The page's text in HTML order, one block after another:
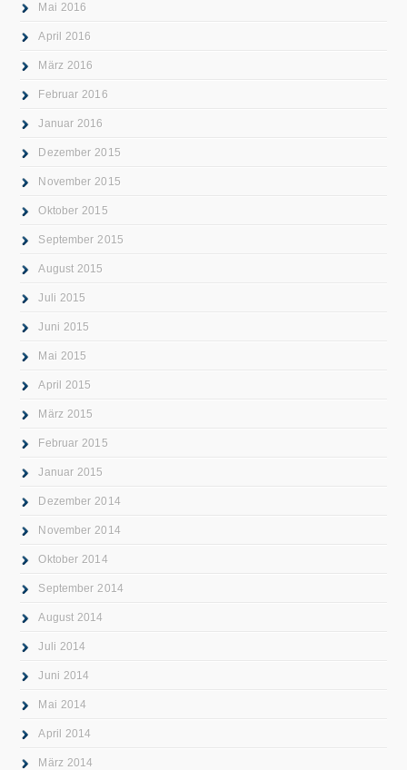
Mai 2016
April 2016
März 2016
Februar 2016
Januar 2016
Dezember 2015
November 2015
Oktober 2015
September 2015
August 2015
Juli 2015
Juni 2015
Mai 2015
April 2015
März 2015
Februar 2015
Januar 2015
Dezember 2014
November 2014
Oktober 2014
September 2014
August 2014
Juli 2014
Juni 2014
Mai 2014
April 2014
März 2014